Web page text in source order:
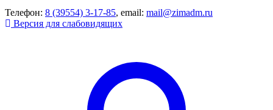
Телефон: 8 (39554) 3-17-85, email: mail@zimadm.ru
Версия для слабовидящих